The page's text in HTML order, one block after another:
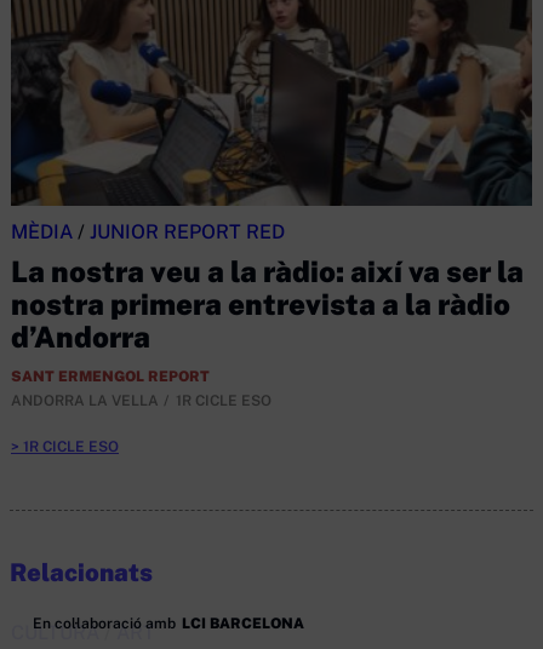
MÈDIA / JUNIOR REPORT RED
La nostra veu a la ràdio: així va ser la
nostra primera entrevista a la ràdio
d’Andorra
SANT ERMENGOL REPORT
ANDORRA LA VELLA
1R CICLE ESO
1R CICLE ESO
Relacionats
En col·laboració amb LCI BARCELONA
CULTURA/ART